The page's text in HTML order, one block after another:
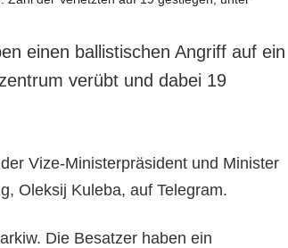
einen ballistischen Angriff auf ein
verübt und dabei 19
Vize-Ministerpräsident und Minister
Oleksij Kuleba, auf Telegram.
Die Besatzer haben ein